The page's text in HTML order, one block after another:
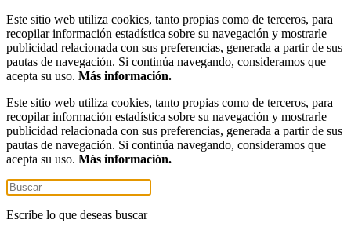
Este sitio web utiliza cookies, tanto propias como de terceros, para
recopilar información estadística sobre su navegación y mostrarle
publicidad relacionada con sus preferencias, generada a partir de sus
pautas de navegación. Si continúa navegando, consideramos que
acepta su uso. Más información.
Este sitio web utiliza cookies, tanto propias como de terceros, para
recopilar información estadística sobre su navegación y mostrarle
publicidad relacionada con sus preferencias, generada a partir de sus
pautas de navegación. Si continúa navegando, consideramos que
acepta su uso. Más información.
Escribe lo que deseas buscar